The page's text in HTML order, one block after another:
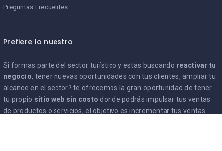
Preguntas Frecuentes
Prefiere lo nuestro
Si formas parte del sector turístico y estas buscando reactivar tu
negocio, tener nuevas oportunidades con tus clientes, ampliar tu
alcance en el sector? te ofrecemos la gran oportunidad de tener
tu propio sitio web sin costo donde podrás impulsar tus ventas
de productos o servicios, el objetivo es incrementar tus ventas